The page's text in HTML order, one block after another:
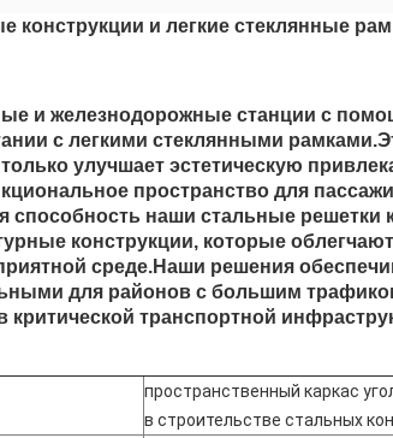
конструкции и легкие стеклянные
и железнодорожные станции с
с легкими стеклянными
улучшает эстетическую
пространство для
способность наши стальные решетки
конструкции, которые
среде.Наши решения
для районов с большим
транспортной
пространственный каркас
в строительстве стальных